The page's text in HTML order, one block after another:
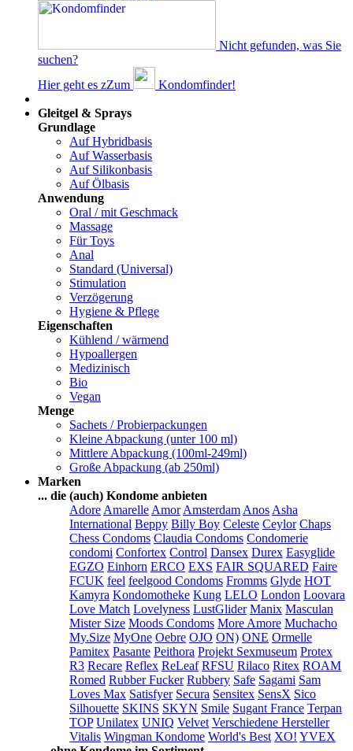
Nicht gefunden, was Sie
suchen?
Hier geht es zZum
Kondomfinder!
Gleitgel & Sprays
Grundlage
Auf Hybridbasis
Auf Wasserbasis
Auf Silikonbasis
Auf Ölbasis
Anwendung
Oral / mit Geschmack
Massage
Für Toys
Anal
Standard (Universal)
Stimulation
Verzögerung
Hygiene & Pflege
Eigenschaften
Kühlend / wärmend
Hypoallergen
Medizinisch
Bio
Vegan
Menge
Sachets / Probierpackungen
Kleine Abpackung (unter 100 ml)
Mittlere Abpackung (100ml-249ml)
Große Abpackung (ab 250ml)
Marken
... die (auch) Kondome anbieten
Adore Amarelle Amor Amsterdam Anos Asha
International Beppy Billy Boy Celeste Ceylor Chaps
Chess Condoms Claudia Condoms Condomerie
condomi Confortex Control Dansex Durex Easyglide
EGZO Einhorn ERCO EXS FAIR SQUARED Faire
FCUK feel feelgood Condoms Fromms Glyde HOT
Kamyra Kondomotheke Kung LELO London Loovara
Love Match Lovelyness LustGlider Manix Masculan
Mister Size Moods Condoms More Amore Muchacho
My.Size MyOne Oebre OJO ON) ONE Ormelle
Pamitex Pasante Peithora Projekt Sexmuseum Protex
R3 Recare Reflex ReLeaf RFSU Rilaco Ritex ROAM
Romed Rubber Fucker Rubbery Safe Sagami Sam
Loves Max Satisfyer Secura Sensitex SensX Sico
Silhouette SKINS SKYN Smile Sugant France Terpan
TOP Unilatex UNIQ Velvet Verschiedene Hersteller
Vitalis Wingman Kondome World's Best XO! YVEX